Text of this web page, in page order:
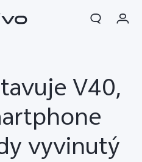
V40,
vyvinutý